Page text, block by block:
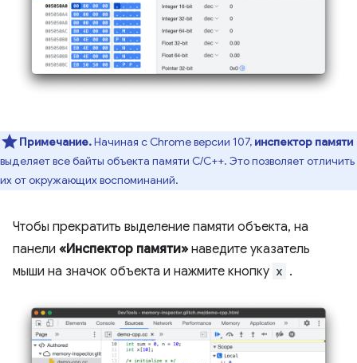
Примечание.Начиная с Chrome версии 107, инспектор памяти
выделяет все байты объекта памяти C/C++. Это позволяет отличить
их от окружающих воспоминаний.
Чтобы прекратить выделение памяти объекта, на
панели «Инспектор памяти» наведите указатель
мыши на значок объекта и нажмите кнопку x .